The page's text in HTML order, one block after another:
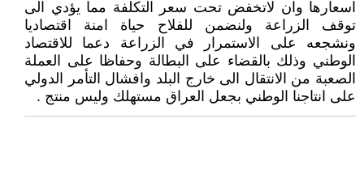
اسعارها وان لاتخفض تحت سعر التكلفة مما يؤدي الى
توقف الزراعة ولنضمن للفلاح حياة امنة اقتصاديا
ونشجعه على الاستمرار في الزراعة دعما للاقتصاد
الوطني وذلك بالقضاء على البطالة وحفاظا على العملة
الصعبة من الانتقال الى خارج البلد وافشال التأمر الدولي
على انتاجنا الوطني بجعل العراق مستهلك وليس منتج .